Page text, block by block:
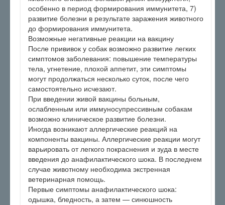
особенно в период формирования иммунитета, 7)
развитие болезни в результате заражения животного
до формирования иммунитета.
Возможные негативные реакции на вакцину
После прививок у собак возможно развитие легких
симптомов заболевания: повышение температуры
тела, угнетение, плохой аппетит, эти симптомы
могут продолжаться несколько суток, после чего
самостоятельно исчезают.
При введении живой вакцины больным,
ослабленным или иммуносупрессивным собакам
возможно клиническое развитие болезни.
Иногда возникают аллергические реакций на
компоненты вакцины. Аллергические реакции могут
варьировать от легкого покраснения и зуда в месте
введения до анафилактического шока. В последнем
случае животному необходима экстренная
ветеринарная помощь.
Первые симптомы анафилактического шока:
одышка, бледность, а затем — синюшность